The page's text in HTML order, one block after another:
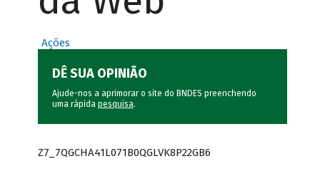
Ações
DÊ SUA OPINIÃO
Ajude-nos a aprimorar o site do BNDES preenchendo
uma rápida pesquisa.
Z7_7QGCHA41L071B0QGLVK8P22GB6